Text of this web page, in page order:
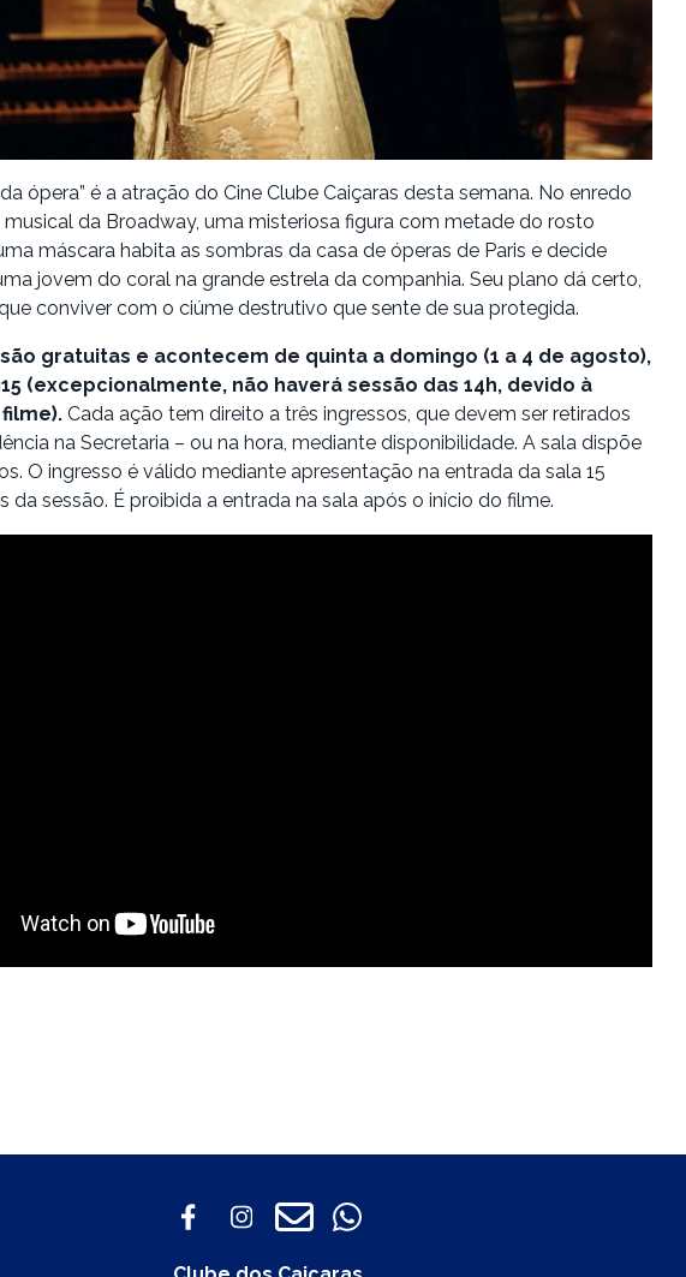
ópera” é a atração do Cine Clube Caiçaras desta semana. No enredo
da Broadway, uma misteriosa figura com metade do rosto
máscara habita as sombras da casa de óperas de Paris e decide
jovem do coral na grande estrela da companhia. Seu plano dá certo,
conviver com o ciúme destrutivo que sente de sua protegida.
gratuitas e acontecem de quinta a domingo (1 a 4 de agosto),
(excepcionalmente, não haverá sessão das 14h, devido à
Cada ação tem direito a três ingressos, que devem ser retirados
na Secretaria – ou na hora, mediante disponibilidade. A sala dispõe
O ingresso é válido mediante apresentação na entrada da sala 15
da sessão. É proibida a entrada na sala após o início do filme.